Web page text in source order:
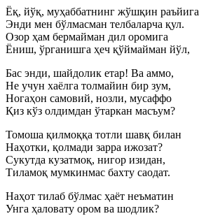
Ёқ, йўқ, муҳаббатнинг жўшқин раъйига
Энди мен бўлмасман телбаларча қул.
Озор ҳам бермайман дил оромига
Ёниш, ўрганишга ҳеч қўймайман йўл,
Бас энди, шайдолик етар! Ва аммо,
Не учун хаёлга толмайин бир зум,
Ногаҳон самовий, нозли, мусаффо
Қиз кўз олдимдан ўтаркан масъум?
Томоша қилмоққа тотли шавқ билан
Наҳотки, қолмади зарра ижозат?
Сукутда кузатмоқ, нигор изидан,
Тиламоқ мумкинмас бахту саодат.
Наҳот тилаб бўлмас ҳаёт неъматин
Унга ҳаловату ором ва шодлик?